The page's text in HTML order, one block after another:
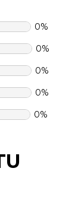
0%
0%
0%
0%
0%